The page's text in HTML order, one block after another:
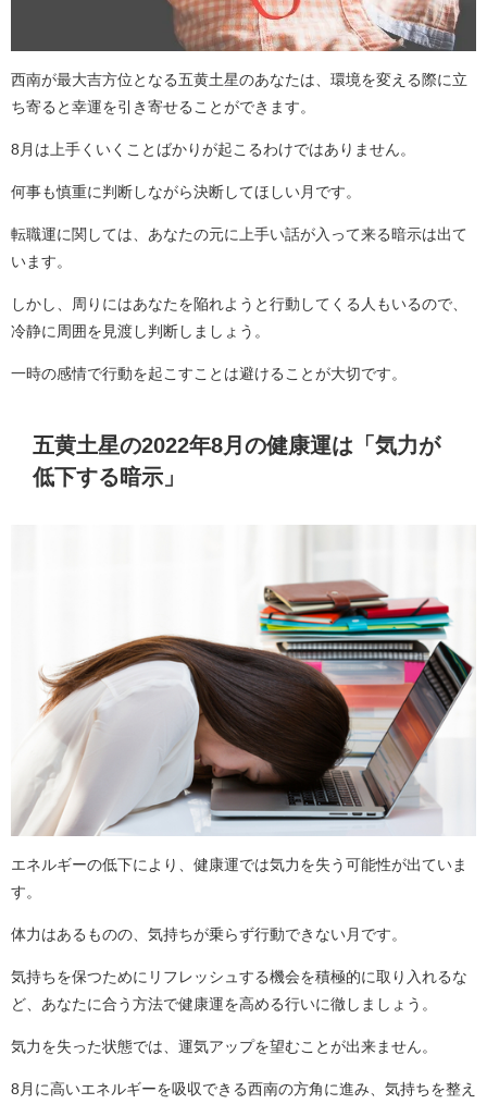
西南が最大吉方位となる五黄土星のあなたは、環境を変える際に立
ち寄ると幸運を引き寄せることができます。
8月は上手くいくことばかりが起こるわけではありません。
何事も慎重に判断しながら決断してほしい月です。
転職運に関しては、あなたの元に上手い話が入って来る暗示は出て
います。
しかし、周りにはあなたを陥れようと行動してくる人もいるので、
冷静に周囲を見渡し判断しましょう。
一時の感情で行動を起こすことは避けることが大切です。
五黄土星の2022年8月の健康運は「気力が
低下する暗示」
エネルギーの低下により、健康運では気力を失う可能性が出ていま
す。
体力はあるものの、気持ちが乗らず行動できない月です。
気持ちを保つためにリフレッシュする機会を積極的に取り入れるな
ど、あなたに合う方法で健康運を高める行いに徹しましょう。
気力を失った状態では、運気アップを望むことが出来ません。
8月に高いエネルギーを吸収できる西南の方角に進み、気持ちを整え